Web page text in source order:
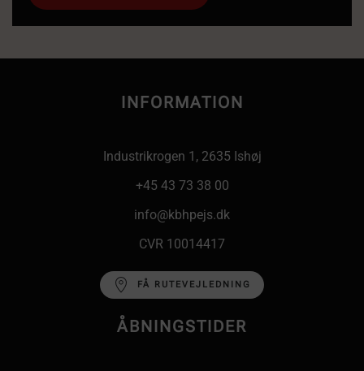
INFORMATION
Industrikrogen 1, 2635 Ishøj
+45 43 73 38 00
info@kbhpejs.dk
CVR 10014417
FÅ RUTEVEJLEDNING
ÅBNINGSTIDER